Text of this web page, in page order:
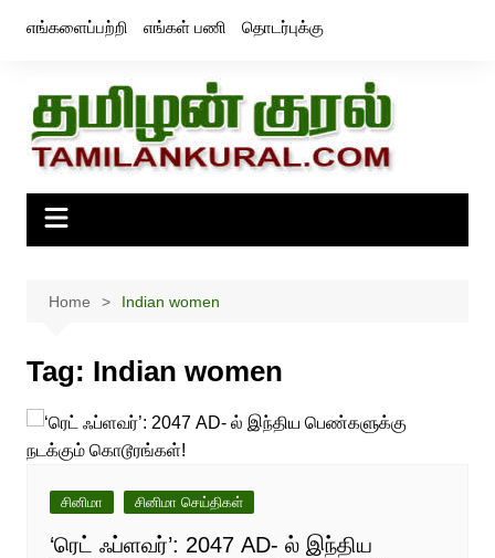
எங்களைப்பற்றி எங்கள் பணி தொடர்புக்கு
Home Indian women
Tag: Indian women
சினிமா சினிமா செய்திகள்
‘ரெட் ஃப்ளவர்’: 2047 AD- ல் இந்திய